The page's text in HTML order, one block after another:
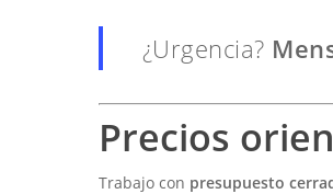
¿Urgencia?
Precios
Trabajo con presupuesto